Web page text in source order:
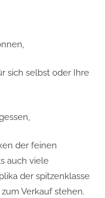
selbst oder Ihre
der feinen
auch viele
der spitzenklasse
Verkauf stehen.